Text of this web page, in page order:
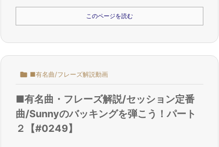
このページを読む
 ■有名曲/フレーズ解説動画
■有名曲・フレーズ解説/セッション定番
曲/Sunnyのバッキングを弾こう！パート
２【#0249】